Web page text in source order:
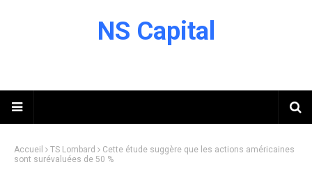
NS Capital
Accueil TS Lombard
Cette étude suggère que les actions américaines
sont surévaluées de 50 %